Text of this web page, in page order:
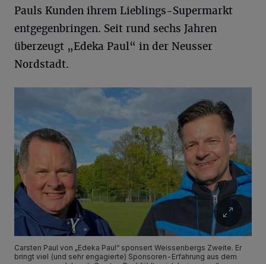
Pauls Kunden ihrem Lieblings-Supermarkt
entgegenbringen. Seit rund sechs Jahren
überzeugt „Edeka Paul“ in der Neusser
Nordstadt.
Carsten Paul von „Edeka Paul“ sponsert Weissenbergs Zweite. Er
bringt viel (und sehr engagierte) Sponsoren-Erfahrung aus dem